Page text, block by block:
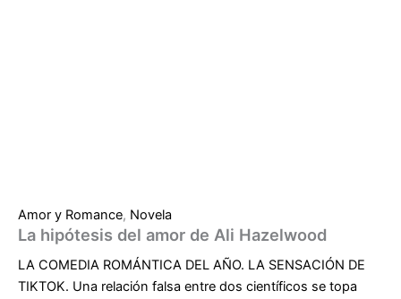
Amor y Romance, Novela
La hipótesis del amor de Ali Hazelwood
LA COMEDIA ROMÁNTICA DEL AÑO. LA SENSACIÓN DE
TIKTOK. Una relación falsa entre dos científicos se topa